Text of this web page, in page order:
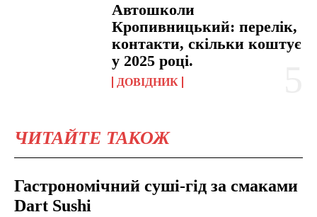
Автошколи
Кропивницький: перелік,
контакти, скільки коштує
у 2025 році.
ДОВІДНИК
ЧИТАЙТЕ ТАКОЖ
Гастрономічний суші-гід за смаками
Dart Sushi